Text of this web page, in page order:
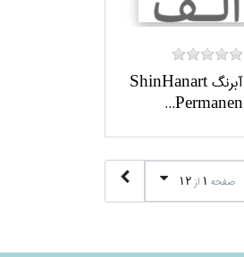
آبرنگ ShinHanart
Permanen...
صفحه 1 از 12